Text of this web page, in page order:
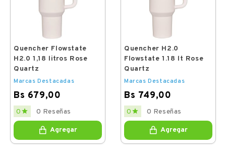
Quencher Flowstate
H2.0 1,18 litros Rose
Quartz
Marcas Destacadas
Bs 679,00
Price
0  0 Reseñas
Agregar
Quencher H2.0
Flowstate 1.18 lt Rose
Quartz
Marcas Destacadas
Bs 749,00
Price
0  0 Reseñas
Agregar